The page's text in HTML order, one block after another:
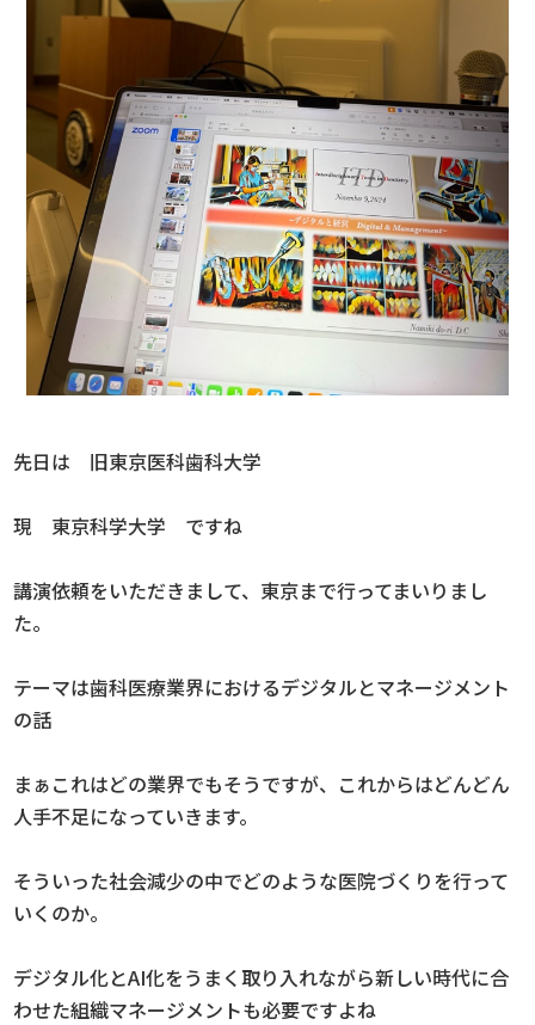
先日は 旧東京医科歯科大学
現 東京科学大学 ですね
講演依頼をいただきまして、東京まで行ってまいりまし
た。
テーマは歯科医療業界におけるデジタルとマネージメント
の話
まぁこれはどの業界でもそうですが、これからはどんどん
人手不足になっていきます。
そういった社会減少の中でどのような医院づくりを行って
いくのか。
デジタル化とAI化をうまく取り入れながら新しい時代に合
わせた組織マネージメントも必要ですよね